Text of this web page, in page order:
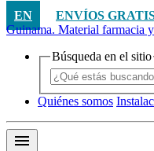
EN
ENVÍOS
Guinama. Material farmacia
Búsqueda en el sitio
Quiénes somos
menu